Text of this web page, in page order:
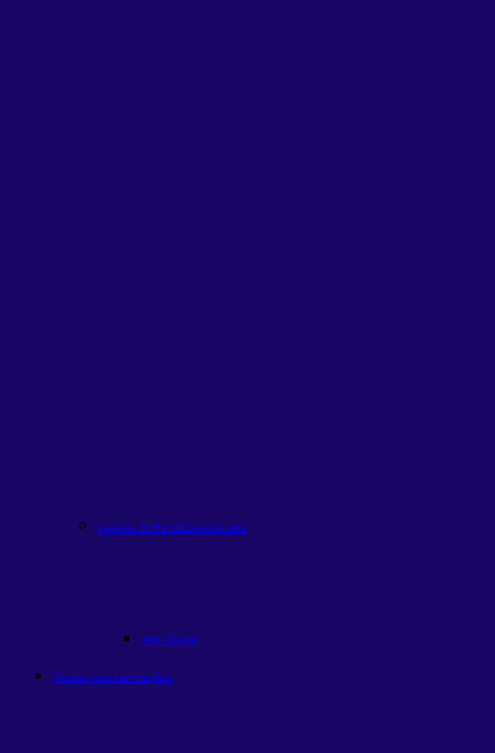
Carteira ETFs Globaisem alta
Alfa Global
Outras recomendações